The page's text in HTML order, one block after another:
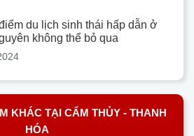
du lịch sinh thái hấp dẫn ở
không thể bỏ qua
KHÁC TẠI CẨM THỦY - THANH
HÓA